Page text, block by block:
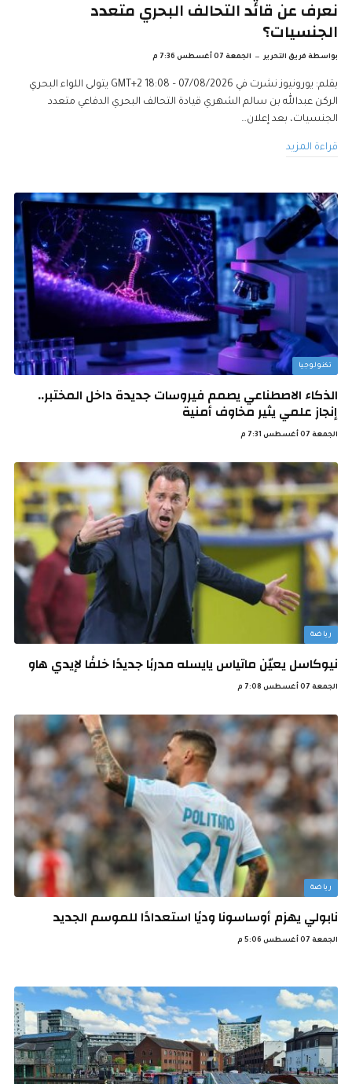
نعرف عن قائد التحالف البحري متعدد
الجنسيات؟
بواسطة فريق التحرير الجمعة 07 أغسطس 7:36 م
بقلم: يورونيوز نشرت في 07/08/2026 – 18:08 GMT+2 يتولى اللواء البحري
الركن عبدالله بن سالم الشهري قيادة التحالف البحري الدفاعي متعدد
الجنسيات، بعد إعلان…
قراءة المزيد
تكنولوجيا
الذكاء الاصطناعي يصمم فيروسات جديدة داخل المختبر..
إنجاز علمي يثير مخاوف أمنية
الجمعة 07 أغسطس 7:31 م
رياضة
نيوكاسل يعيّن ماتياس يايسله مدربًا جديدًا خلفًا لإيدي هاو
الجمعة 07 أغسطس 7:08 م
رياضة
نابولي يهزم أوساسونا وديًا استعدادًا للموسم الجديد
الجمعة 07 أغسطس 5:06 م